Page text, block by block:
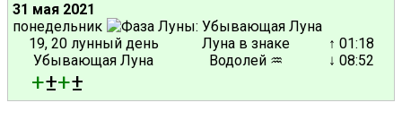
31 мая 2021
понедельник
19, 20 лунный день
Убывающая Луна
Луна в знаке
Водолей ♒
↑ 01:18
↓ 08:52
+±+±